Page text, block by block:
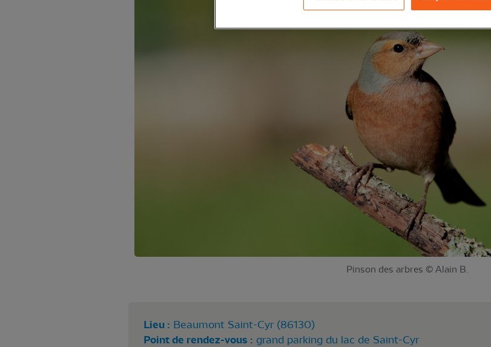
Pinson des arbres © Alain B.
Lieu : Beaumont Saint-Cyr (86130)
Point de rendez-vous : grand parking du lac de Saint-Cyr